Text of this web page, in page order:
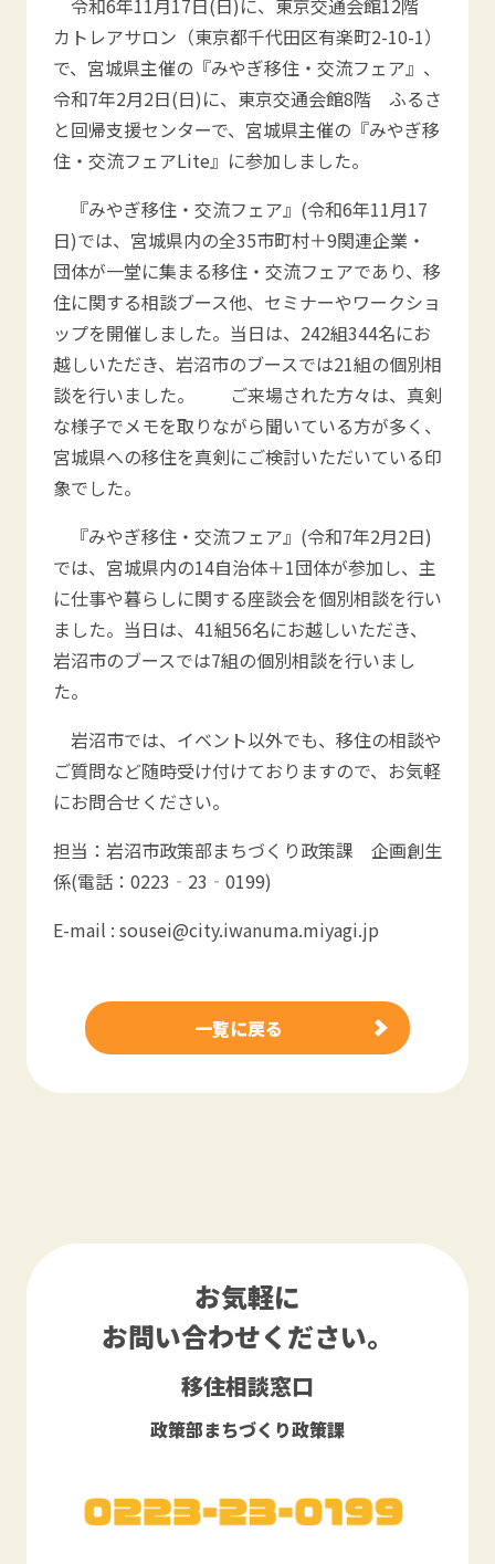
カトレアサロン（東京都千代田区有楽町2-10-1）
で、宮城県主催の『みやぎ移住・交流フェア』、
令和7年2月2日(日)に、東京交通会館8階 ふるさ
と回帰支援センターで、宮城県主催の『みやぎ移
住・交流フェアLite』に参加しました。
『みやぎ移住・交流フェア』(令和6年11月17
日)では、宮城県内の全35市町村＋9関連企業・
団体が一堂に集まる移住・交流フェアであり、移
住に関する相談ブース他、セミナーやワークショ
ップを開催しました。当日は、242組344名にお
越しいただき、岩沼市のブースでは21組の個別相
談を行いました。 ご来場された方々は、真剣
な様子でメモを取りながら聞いている方が多く、
宮城県への移住を真剣にご検討いただいている印
象でした。
『みやぎ移住・交流フェア』(令和7年2月2日)
では、宮城県内の14自治体＋1団体が参加し、主
に仕事や暮らしに関する座談会を個別相談を行い
ました。当日は、41組56名にお越しいただき、
岩沼市のブースでは7組の個別相談を行いまし
た。
岩沼市では、イベント以外でも、移住の相談や
ご質問など随時受け付けておりますので、お気軽
にお問合せください。
担当：岩沼市政策部まちづくり政策課 企画創生
係(電話：0223‐23‐0199)
E-mail : sousei@city.iwanuma.miyagi.jp
一覧に戻る
お気軽に
お問い合わせください。
移住相談窓口
政策部まちづくり政策課